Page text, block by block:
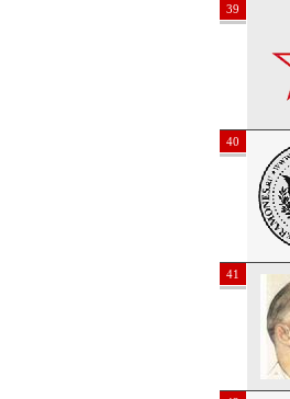
39
40
41